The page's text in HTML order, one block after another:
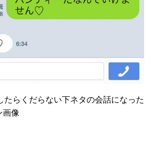
たらくだらない下ネタの会話になった
画像